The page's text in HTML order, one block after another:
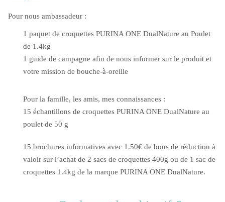
Pour nous ambassadeur :
1 paquet de croquettes PURINA ONE DualNature au Poulet
de 1.4kg
1 guide de campagne afin de nous informer sur le produit et
votre mission de bouche-à-oreille
Pour la famille, les amis, mes connaissances :
15 échantillons de croquettes PURINA ONE DualNature au
poulet de 50 g
15 brochures informatives avec 1.50€ de bons de réduction à
valoir sur l’achat de 2 sacs de croquettes 400g ou de 1 sac de
croquettes 1.4kg de la marque PURINA ONE DualNature.